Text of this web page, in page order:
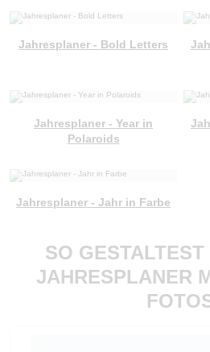
Jahresplaner - Bold Letters
Jahresplaner - Year in
Polaroids
Jahresplaner - Jahr in Farbe
SO
JAHRESPLANER